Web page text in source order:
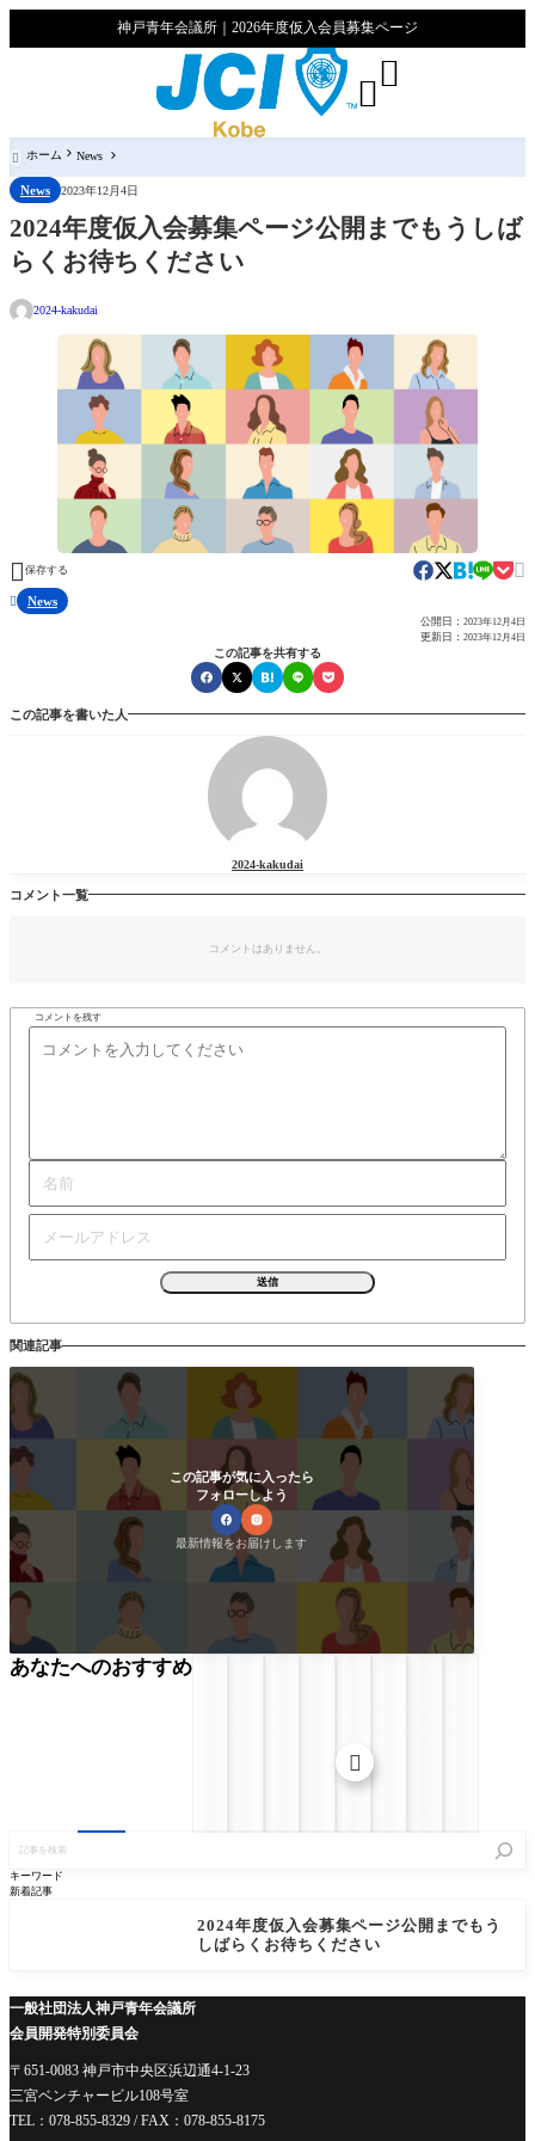
神戸青年会議所｜2026年度仮入会員募集ページ


 ホーム News
News 2023年12月4日
2024年度仮入会募集ページ公開までもうしば
らくお待ちください
2024-kakudai
 保存する 
 News
公開日： 2023年12月4日
更新日： 2023年12月4日
この記事を共有する
この記事を書いた人
2024-kakudai
コメント一覧
コメントはありません。
コメントを残す
関連記事
この記事が気に入ったら
フォローしよう
最新情報をお届けします
を
検
キーワード
新着記事
2024年度仮入会募集ページ公開までもう
しばらくお待ちください
あなたへのおすすめ

一般社団法人神戸青年会議所
会員開発特別委員会
〒651-0083 神戸市中央区浜辺通4-1-23
三宮ベンチャービル108号室
TEL：078-855-8329 / FAX：078-855-8175